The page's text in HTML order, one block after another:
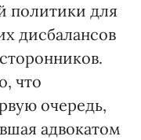
политики для
дисбалансов
что
очередь,
адвокатом